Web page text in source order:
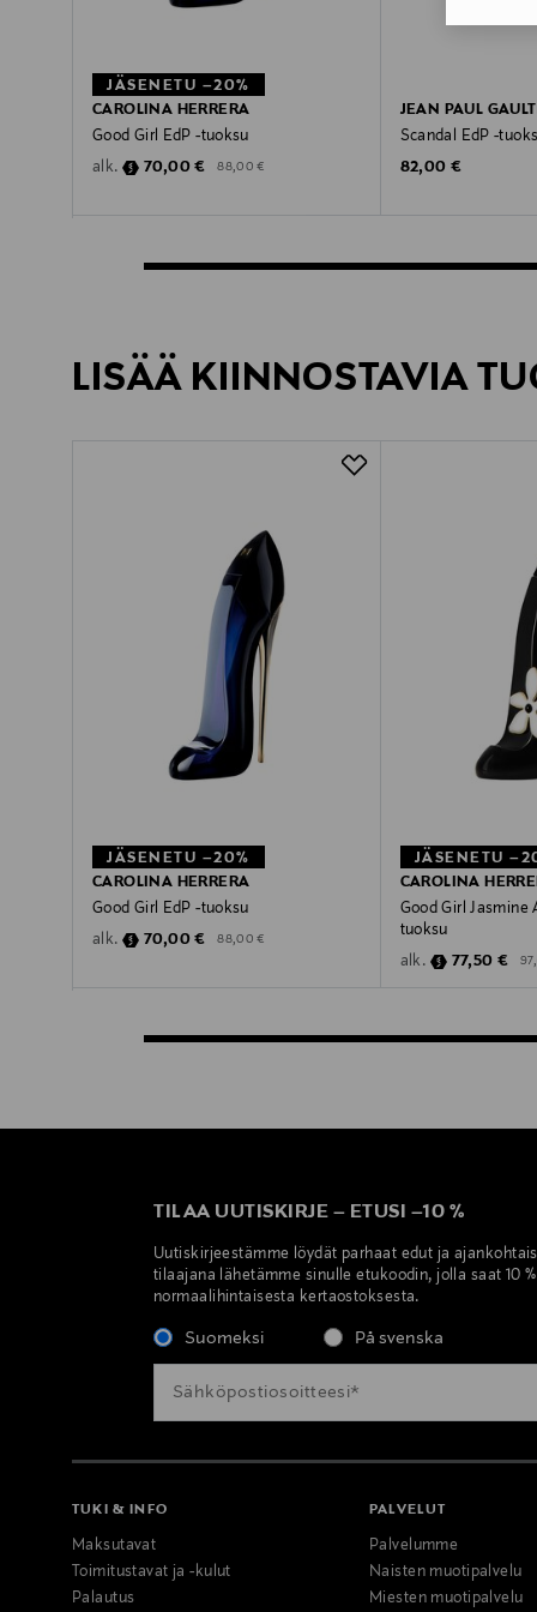
JÄSENETU –20%
CAROLINA HERRERA
Good Girl EdP -tuoksu
alk.
Discounted Price
70,00 € Original Price
88,00 €
JEAN PAUL
Scandal EdP -
Original Price
82,00 €
LISÄÄ KIINNOSTAVIA
JÄSENETU –20%
CAROLINA HERRERA
Good Girl EdP -tuoksu
alk.
Discounted Price
70,00 € Original Price
88,00 €
JÄSENETU
CAROLINA
Good Girl Jasmine
tuoksu
alk.
Discounted
77,50 €
TILAA UUTISKIRJE – ETUSI –10 %
Uutiskirjeestämme löydät parhaat edut ja
tilaajana lähetämme sinulle etukoodin, jolla saat 10
normaalihintaisesta kertaostoksesta.
Suomeksi På svenska
TUKI & INFO
Maksutavat
Toimitustavat ja -kulut
Palautus
PALVELUT
Palvelumme
Naisten muotipalvelu
Miesten muotipalvelu